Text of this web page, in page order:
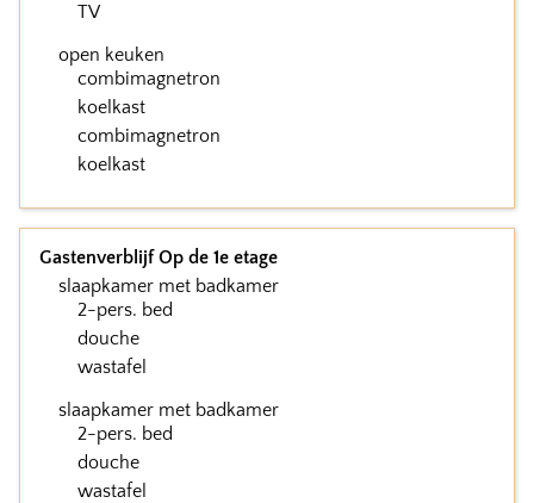
TV
open keuken
combimagnetron
koelkast
combimagnetron
koelkast
Gastenverblijf Op de 1e etage
slaapkamer met badkamer
2-pers. bed
douche
wastafel
slaapkamer met badkamer
2-pers. bed
douche
wastafel